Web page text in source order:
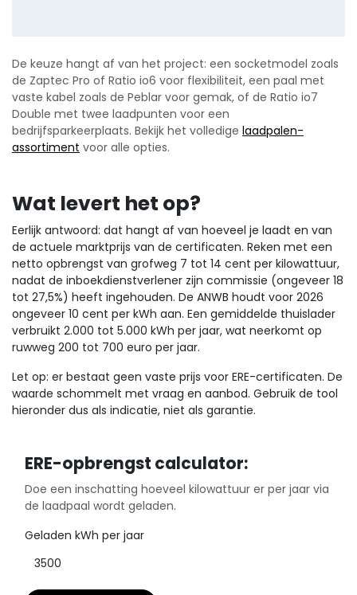
De keuze hangt af van het project: een socketmodel zoals
de Zaptec Pro of Ratio io6 voor flexibiliteit, een paal met
vaste kabel zoals de Peblar voor gemak, of de Ratio io7
Double met twee laadpunten voor een
bedrijfsparkeerplaats. Bekijk het volledige laadpalen-
assortiment voor alle opties.
Wat levert het op?
Eerlijk antwoord: dat hangt af van hoeveel je laadt en van
de actuele marktprijs van de certificaten. Reken met een
netto opbrengst van grofweg 7 tot 14 cent per kilowattuur,
nadat de inboekdienstverlener zijn commissie (ongeveer 18
tot 27,5%) heeft ingehouden. De ANWB houdt voor 2026
ongeveer 10 cent per kWh aan. Een gemiddelde thuislader
verbruikt 2.000 tot 5.000 kWh per jaar, wat neerkomt op
ruwweg 200 tot 700 euro per jaar.
Let op: er bestaat geen vaste prijs voor ERE-certificaten. De
waarde schommelt met vraag en aanbod. Gebruik de tool
hieronder dus als indicatie, niet als garantie.
ERE-opbrengst calculator:
Doe een inschatting hoeveel kilowattuur er per jaar via
de laadpaal wordt geladen.
Geladen kWh per jaar